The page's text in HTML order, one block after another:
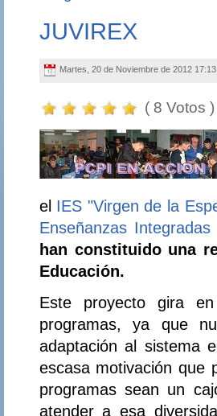
JUVIREX
Martes, 20 de Noviembre de 2012 17:13
( 8 Votos )
el IES "Virgen de la
Enseñanzas
han constituido una
Educación.
Este proyecto gira
programas, ya que
adaptación al sistema
escasa motivación que
programas sean un
atender a esa